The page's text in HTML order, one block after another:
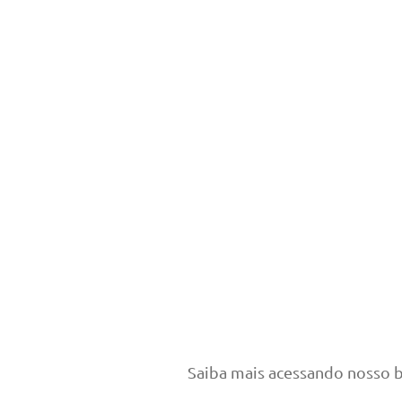
Saiba mais acessando nosso